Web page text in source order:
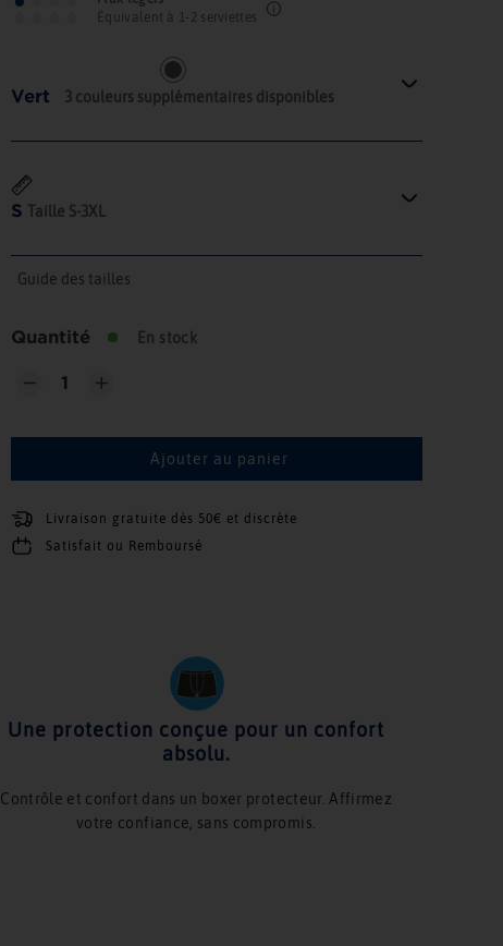
Équivalent à 1-2 serviettes
Vert 3 couleurs supplémentaires disponibles
S Taille S‐3XL
Guide des tailles
Quantité En stock
Ajouter au panier
Livraison gratuite dès 50€ et discrète
Satisfait ou Remboursé
Une protection conçue pour un confort
absolu.
Contrôle et confort dans un boxer protecteur. Affirmez
votre confiance, sans compromis.